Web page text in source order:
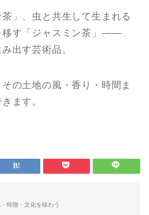
」、虫と共生して生まれる
移す「ジャスミン茶」――
出す芸術品。
の土地の風・香り・時間ま
ます。
特徴・文化を味わう